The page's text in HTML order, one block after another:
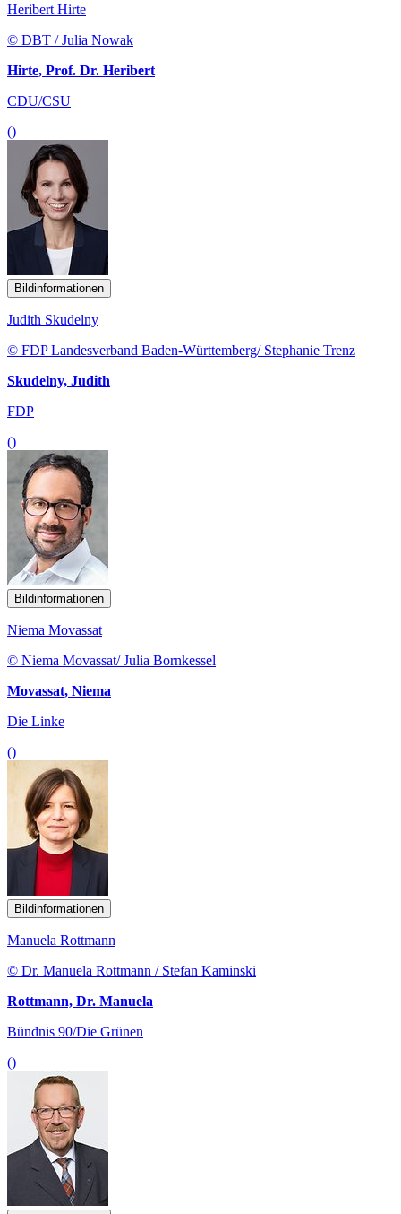
Heribert Hirte
© DBT / Julia Nowak
Hirte, Prof. Dr. Heribert
CDU/CSU
()
Bildinformationen
Judith Skudelny
© FDP Landesverband Baden-Württemberg/ Stephanie Trenz
Skudelny, Judith
FDP
()
Bildinformationen
Niema Movassat
© Niema Movassat/ Julia Bornkessel
Movassat, Niema
Die Linke
()
Bildinformationen
Manuela Rottmann
© Dr. Manuela Rottmann / Stefan Kaminski
Rottmann, Dr. Manuela
Bündnis 90/Die Grünen
()